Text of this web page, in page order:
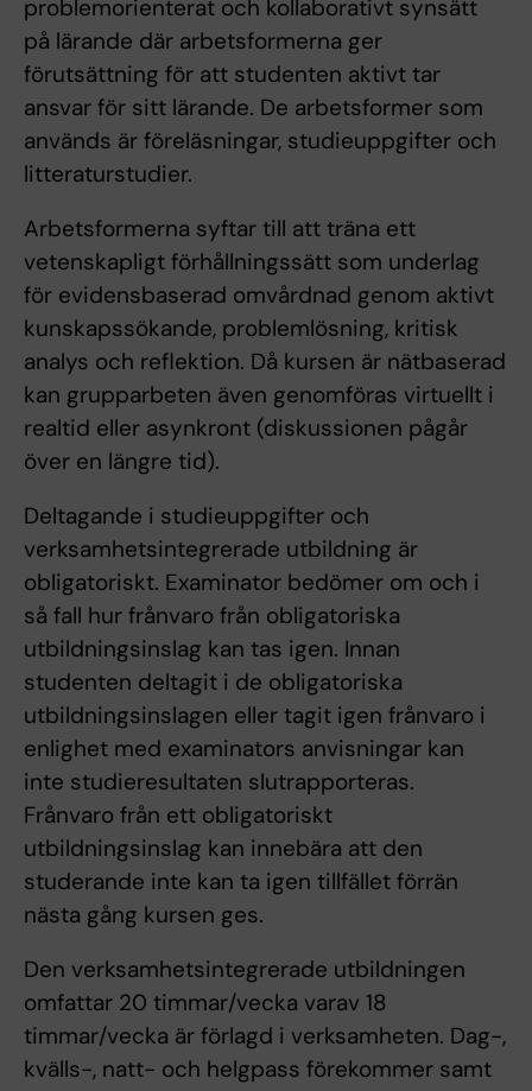
problemorienterat och kollaborativt synsätt
på lärande där arbetsformerna ger
förutsättning för att studenten aktivt tar
ansvar för sitt lärande. De arbetsformer som
används är föreläsningar, studieuppgifter och
litteraturstudier.
Arbetsformerna syftar till att träna ett
vetenskapligt förhållningssätt som underlag
för evidensbaserad omvårdnad genom aktivt
kunskapssökande, problemlösning, kritisk
analys och reflektion. Då kursen är nätbaserad
kan grupparbeten även genomföras virtuellt i
realtid eller asynkront (diskussionen pågår
över en längre tid).
Deltagande i studieuppgifter och
verksamhetsintegrerade utbildning är
obligatoriskt. Examinator bedömer om och i
så fall hur frånvaro från obligatoriska
utbildningsinslag kan tas igen. Innan
studenten deltagit i de obligatoriska
utbildningsinslagen eller tagit igen frånvaro i
enlighet med examinators anvisningar kan
inte studieresultaten slutrapporteras.
Frånvaro från ett obligatoriskt
utbildningsinslag kan innebära att den
studerande inte kan ta igen tillfället förrän
nästa gång kursen ges.
Den verksamhetsintegrerade utbildningen
omfattar 20 timmar/vecka varav 18
timmar/vecka är förlagd i verksamheten. Dag-,
kvälls-, natt- och helgpass förekommer samt